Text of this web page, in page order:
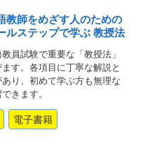
教師をめざす人のための
ルステップで学ぶ 教授法
教員試験で重要な「教授法」
ます。各項目に丁寧な解説と
あり、初めて学ぶ方も無理な
きます。
電子書籍